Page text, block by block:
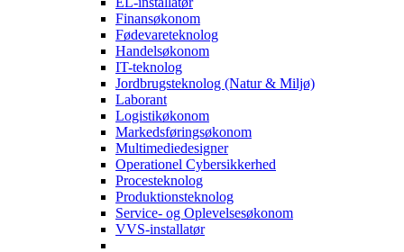
Finansøkonom
Fødevareteknolog
Handelsøkonom
IT-teknolog
Jordbrugsteknolog (Natur & Miljø)
Laborant
Logistikøkonom
Markedsføringsøkonom
Multimediedesigner
Operationel Cybersikkerhed
Procesteknolog
Produktionsteknolog
Service- og Oplevelsesøkonom
VVS-installatør